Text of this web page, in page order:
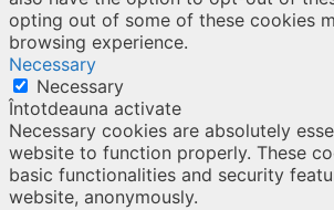
opting out of some of these cookies
browsing experience.
Necessary
Necessary
Întotdeauna activate
Necessary cookies are absolutely
website to function properly. These
basic functionalities and security
website, anonymously.